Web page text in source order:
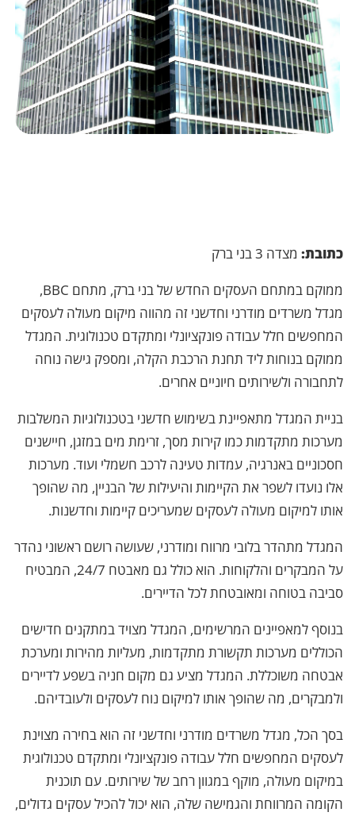
כתובת: מצדה 3 בני ברק
ממוקם במתחם העסקים החדש של בני ברק, מתחם BBC,
מגדל משרדים מודרני וחדשני זה מהווה מיקום מעולה לעסקים
המחפשים חלל עבודה פונקציונלי ומתקדם טכנולוגית. המגדל
ממוקם בנוחות ליד תחנת הרכבת הקלה, ומספק גישה נוחה
לתחבורה ולשירותים חיוניים אחרים.
בניית המגדל מתאפיינת בשימוש חדשני בטכנולוגיות המשלבות
מערכות מתקדמות כמו קירות מסך, זרימת מים במזגן, חיישנים
חסכוניים באנרגיה, עמדות טעינה לרכב חשמלי ועוד. מערכות
אלו נועדו לשפר את הקיימות והיעילות של הבניין, מה שהופך
אותו למיקום מעולה לעסקים שמעריכים קיימות וחדשנות.
המגדל מתהדר בלובי מרווח ומודרני, שעושה רושם ראשוני נהדר
על המבקרים והלקוחות. הוא כולל גם מאבטח 24/7, המבטיח
סביבה בטוחה ומאובטחת לכל הדיירים.
בנוסף למאפיינים המרשימים, המגדל מצויד במתקנים חדישים
הכוללים מערכות תקשורת מתקדמות, מעליות מהירות ומערכת
אבטחה משוכללת. המגדל מציע גם מקום חניה בשפע לדיירים
ולמבקרים, מה שהופך אותו למיקום נוח לעסקים ולעובדיהם.
בסך הכל, מגדל משרדים מודרני וחדשני זה הוא בחירה מצוינת
לעסקים המחפשים חלל עבודה פונקציונלי ומתקדם טכנולוגית
במיקום מעולה, מוקף במגוון רחב של שירותים. עם תוכנית
הקומה המרווחת והגמישה שלה, הוא יכול להכיל עסקים גדולים,